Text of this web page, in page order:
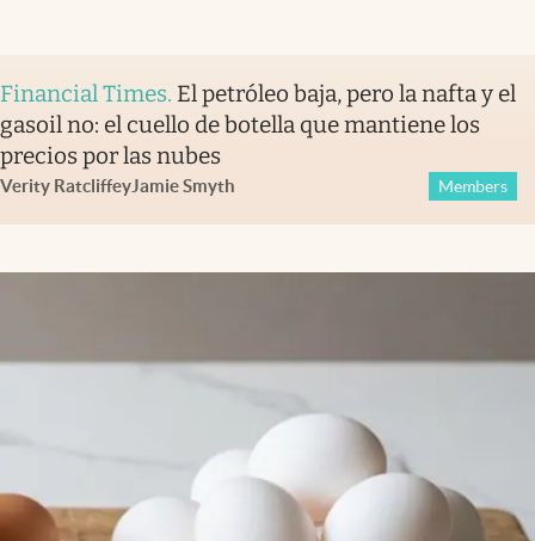
Financial Times. El petróleo baja, pero la nafta y el
gasoil no: el cuello de botella que mantiene los
precios por las nubes
Verity RatcliffeyJamie Smyth Members